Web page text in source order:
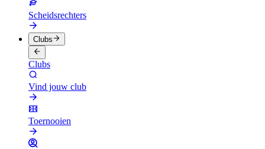
Scheidsrechters
Clubs
Clubs
Vind jouw club
Toernooien